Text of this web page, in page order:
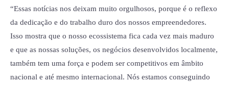
“Essas notícias nos deixam muito orgulhosos, porque é o reflexo
da dedicação e do trabalho duro dos nossos empreendedores.
Isso mostra que o nosso ecossistema fica cada vez mais maduro
e que as nossas soluções, os negócios desenvolvidos localmente,
também tem uma força e podem ser competitivos em âmbito
nacional e até mesmo internacional. Nós estamos conseguindo